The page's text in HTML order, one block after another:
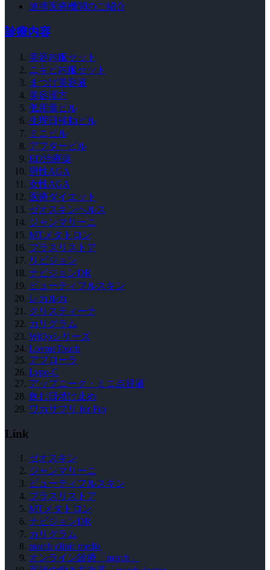
連携医療機関のご紹介
診療内容
美容内服セット
ニキビ内服セット
まつげ美容液
美容漢方
低用量ピル
生理日移動ピル
ミニピル
アフターピル
ED治療薬
男性AGA
女性AGA
医療ダイエット
ゼオスキンヘルス
ジャンマリーニ
MTメタトロン
プラスリストア
リビジョン
ナビジョンDR
ビューティフルスキン
レカルカ
クリスティーナ
カリグラム
WiQoシリーズ
LovmeTouch
アプローラ
Lypo-C
アップニーク・ミニ点眼液
飲む日焼け止め
ワカサプリ for Pro
Link
ゼオスキン
ジャンマリーニ
ビューティフルスキン
プラスリストア
MTメタトロン
ナビジョンDR
カリグラム
march clinic media
オンライン診療「march」